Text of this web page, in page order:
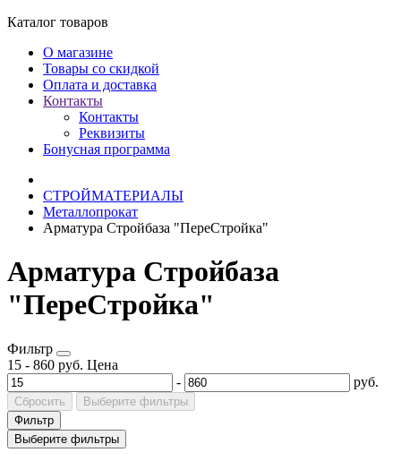
Каталог товаров
О магазине
Товары со скидкой
Оплата и доставка
Контакты
Контакты
Реквизиты
Бонусная программа
СТРОЙМАТЕРИАЛЫ
Металлопрокат
Арматура Стройбаза "ПереСтройка"
Арматура Стройбаза
"ПереСтройка"
Фильтр
15 - 860 руб. Цена
-
руб.
Сбросить
Выберите фильтры
Фильтр
Выберите фильтры